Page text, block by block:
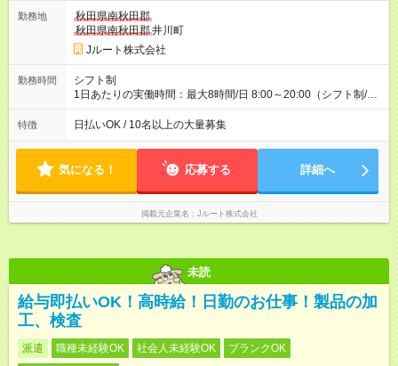
万円／週6日稼働 ・地方郊外エリア 月収40万円／週5日稼働 月
収40万円~50万円／週6日稼働 ＜モデルイメージ＞ ■月収50万
円 (27歳男性/江東区在住)※元建築関係 1日150個配達×25日勤務
(日休み) ■月収80万円(43歳男性/墨田区在住)※元営業 1日200個
勤務地
秋田県南秋田郡
秋田県南秋田郡井川町
Jルート株式会社
勤務時間
シフト制
1日あたりの実働時間：最大8時間/日 8:00～20:00（シフト制/実
働8時間） ※週5日勤務（場所次第では週4も有り） ※配達状況に
よって時間外での勤務可能性有り ※案件により多少の前後あり
特徴 日払いOK / 10名以上の大量募集
気になる！ 応募する 詳細へ
掲載元企業名 Jルート株式会社
未読
給与即払いOK！高時給！日勤のお仕事！製品の加
工、検査
派遣 職種未経験OK 社会人未経験OK
ブランクOK